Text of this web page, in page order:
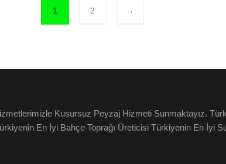
1 2 →
Kusursuz Peyzaj Hizmeti Sunmaktayız.
En İyi Bahçe Toprağı Üreticisi Türkiyenin En İyi